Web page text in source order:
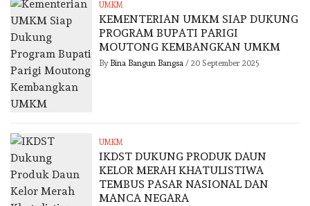
UMKM
KEMENTERIAN UMKM SIAP DUKUNG
PROGRAM BUPATI PARIGI
MOUTONG KEMBANGKAN UMKM
By Bina Bangun Bangsa/ 20 September 2025
UMKM
IKDST DUKUNG PRODUK DAUN
KELOR MERAH KHATULISTIWA
TEMBUS PASAR NASIONAL DAN
MANCA NEGARA